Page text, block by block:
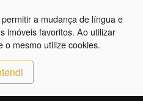
a mudança de língua e
imóveis favoritos. Ao utilizar
o mesmo utilize cookies.